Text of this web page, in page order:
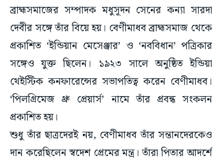
ব্রাহ্মসমাজের সম্পাদক মধুসূদন সেনের কন্যা সারদা
দেবীর সঙ্গে তাঁর বিয়ে হয়। বেণীমাধব ব্রাহ্মসমাজ থেকে
প্রকাশিত ‘ইন্ডিয়ান মেসেঞ্জার’ ও ‘নববিধান’ পত্রিকার
সঙ্গেও যুক্ত ছিলেন। ১৯২৩ সালে অনুষ্ঠিত ইন্ডিয়া
থেইস্টিক কনফারেন্সের সভাপতিত্ব করেন বেণীমাধব।
‘পিলগ্রিমেজ থ্রু প্রেয়ার্স’ নামে তাঁর প্রবন্ধ সংকলন
প্রকাশিত হয়।
শুধু তাঁর ছাত্রদেরই নয়, বেণীমাধব তাঁর সন্তানদেরকেও
দান করেছিলেন স্বদেশ প্রেমের মন্ত্র। তাঁরা পিতার আদর্শে